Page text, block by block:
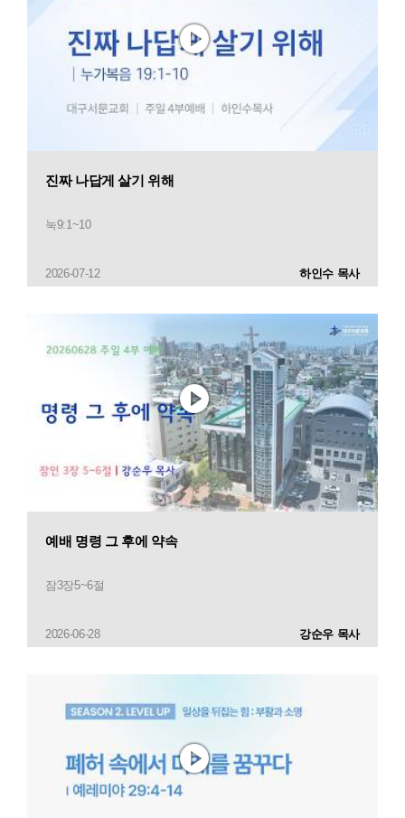
진짜 나답게 살기 위해
눅9:1~10
2026-07-12 하인수 목사
예배 명령 그 후에 약속
잠3장5~6절
2026-06-28 강순우 목사